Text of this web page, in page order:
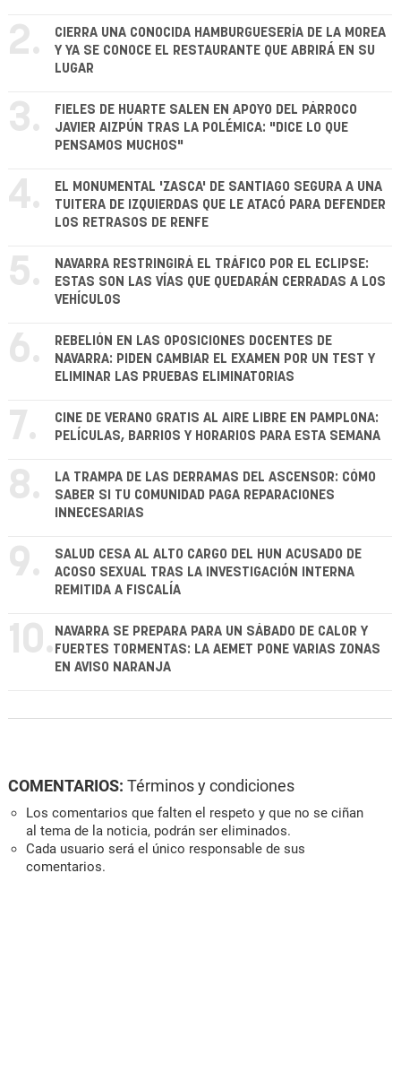
2.
CIERRA UNA CONOCIDA HAMBURGUESERÍA DE LA MOREA
Y YA SE CONOCE EL RESTAURANTE QUE ABRIRÁ EN SU
LUGAR
3.
FIELES DE HUARTE SALEN EN APOYO DEL PÁRROCO
JAVIER AIZPÚN TRAS LA POLÉMICA: "DICE LO QUE
PENSAMOS MUCHOS"
4.
EL MONUMENTAL 'ZASCA' DE SANTIAGO SEGURA A UNA
TUITERA DE IZQUIERDAS QUE LE ATACÓ PARA DEFENDER
LOS RETRASOS DE RENFE
5.
NAVARRA RESTRINGIRÁ EL TRÁFICO POR EL ECLIPSE:
ESTAS SON LAS VÍAS QUE QUEDARÁN CERRADAS A LOS
VEHÍCULOS
6.
REBELIÓN EN LAS OPOSICIONES DOCENTES DE
NAVARRA: PIDEN CAMBIAR EL EXAMEN POR UN TEST Y
ELIMINAR LAS PRUEBAS ELIMINATORIAS
7.
CINE DE VERANO GRATIS AL AIRE LIBRE EN PAMPLONA:
PELÍCULAS, BARRIOS Y HORARIOS PARA ESTA SEMANA
8.
LA TRAMPA DE LAS DERRAMAS DEL ASCENSOR: CÓMO
SABER SI TU COMUNIDAD PAGA REPARACIONES
INNECESARIAS
9.
SALUD CESA AL ALTO CARGO DEL HUN ACUSADO DE
ACOSO SEXUAL TRAS LA INVESTIGACIÓN INTERNA
REMITIDA A FISCALÍA
10. NAVARRA SE PREPARA PARA UN SÁBADO DE CALOR Y
FUERTES TORMENTAS: LA AEMET PONE VARIAS ZONAS
EN AVISO NARANJA
COMENTARIOS: Términos y condiciones
Los comentarios que falten el respeto y que no se ciñan
al tema de la noticia, podrán ser eliminados.
Cada usuario será el único responsable de sus
comentarios.